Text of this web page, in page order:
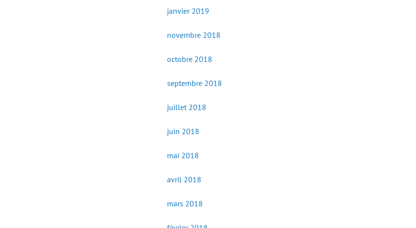
janvier 2019
novembre 2018
octobre 2018
septembre 2018
juillet 2018
juin 2018
mai 2018
avril 2018
mars 2018